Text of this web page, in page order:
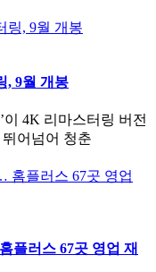
, 9월 개봉
이 4K 리마스터링 버전
어넘어 청춘
플러스 67곳 영업 재